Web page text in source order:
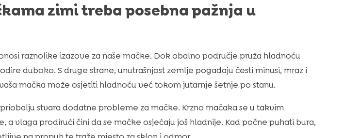
zimi treba posebna pažnja u
raznolike izazove za naše mačke. Dok obalno područje pruža hladnoću
duboko. S druge strane, unutrašnjost zemlje pogađaju česti minusi, mraz i
mačka može osjetiti hladnoću već tokom jutarnje šetnje po stanu.
stvara dodatne probleme za mačke. Krzno mačaka se u takvim
a vlaga prodirući čini da se mačke osjećaju još hladnije. Kad počne puhati bura,